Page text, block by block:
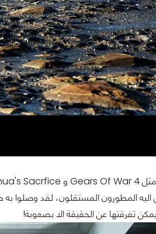
تفرقتها عن الحقيقة الا بصعوبة!